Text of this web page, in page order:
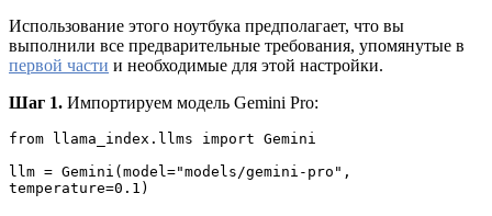
Использование этого ноутбука предполагает, что вы
выполнили все предварительные требования, упомянутые в
первой части и необходимые для этой настройки.
Шаг 1. Импортируем модель Gemini Pro:
from llama_index.llms import Gemini
llm = Gemini(model="models/gemini-pro",
temperature=0.1)